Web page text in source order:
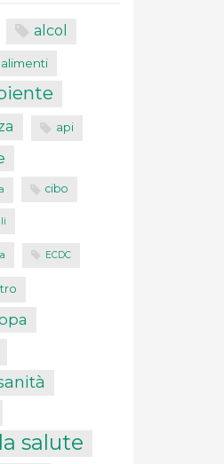
alcol
alimenti
api
cibo
ECDC
salute